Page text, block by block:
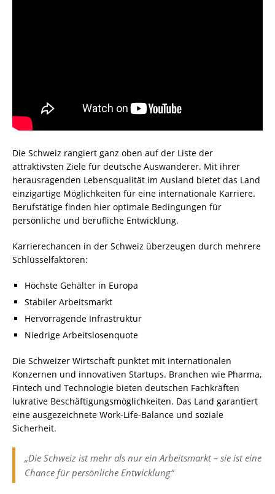
Die Schweiz rangiert ganz oben auf der Liste der
attraktivsten Ziele für deutsche Auswanderer. Mit ihrer
herausragenden Lebensqualität im Ausland bietet das Land
einzigartige Möglichkeiten für eine internationale Karriere.
Berufstätige finden hier optimale Bedingungen für
persönliche und berufliche Entwicklung.
Karrierechancen in der Schweiz überzeugen durch mehrere
Schlüsselfaktoren:
Höchste Gehälter in Europa
Stabiler Arbeitsmarkt
Hervorragende Infrastruktur
Niedrige Arbeitslosenquote
Die Schweizer Wirtschaft punktet mit internationalen
Konzernen und innovativen Startups. Branchen wie Pharma,
Fintech und Technologie bieten deutschen Fachkräften
lukrative Beschäftigungsmöglichkeiten. Das Land garantiert
eine ausgezeichnete Work-Life-Balance und soziale
Sicherheit.
„Die Schweiz ist mehr als nur ein Arbeitsmarkt – sie ist eine
Chance für persönliche Entwicklung“